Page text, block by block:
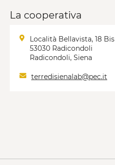
La cooperativa
Località Bellavista, 18 Bis
53030 Radicondoli
Radicondoli, Siena
terredisienalab@pec.it